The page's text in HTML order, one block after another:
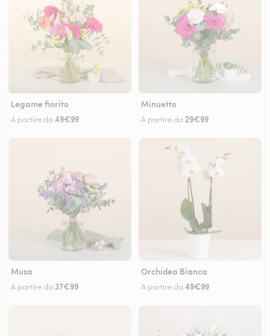
Legame fiorito
A partire da 49€99
Minuetto
A partire da 29€99
Musa
A partire da 37€99
Orchidea Bianca
A partire da 49€99